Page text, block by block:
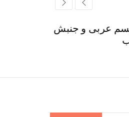
c
e
r
c
عربی و جنبش